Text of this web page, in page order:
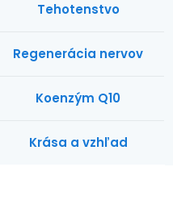
Tehotenstvo
Regenerácia nervov
Koenzým Q10
Krása a vzhľad